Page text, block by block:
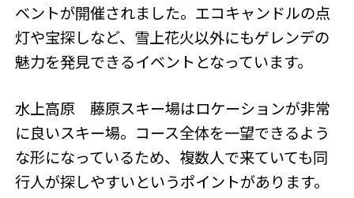
ベントが開催されました。エコキャンドルの点
灯や宝探しなど、雪上花火以外にもゲレンデの
魅力を発見できるイベントとなっています。
水上高原 藤原スキー場はロケーションが非常
に良いスキー場。コース全体を一望できるよう
な形になっているため、複数人で来ていても同
行人が探しやすいというポイントがあります。